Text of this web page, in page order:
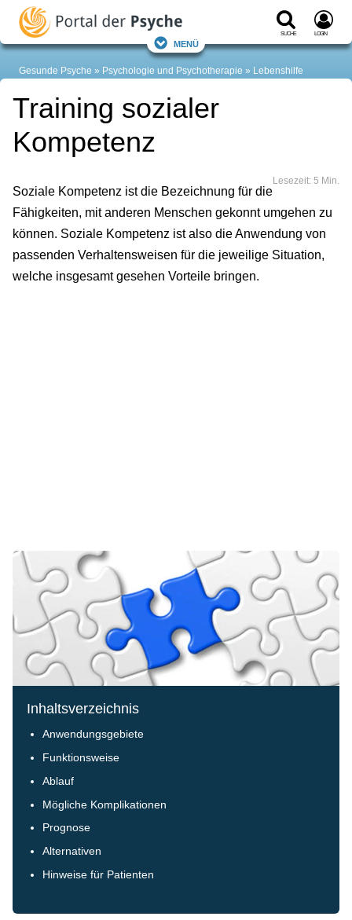
Suche Login
Menü
Gesunde Psyche Psychologie und Psychotherapie Lebenshilfe
Training sozialer
Kompetenz
Lesezeit: 5 Min.
Soziale Kompetenz ist die Bezeichnung für die
Fähigkeiten, mit anderen Menschen gekonnt umgehen zu
können. Soziale Kompetenz ist also die Anwendung von
passenden Verhaltensweisen für die jeweilige Situation,
welche insgesamt gesehen Vorteile bringen.
Inhaltsverzeichnis
Anwendungsgebiete
Funktionsweise
Ablauf
Mögliche Komplikationen
Prognose
Alternativen
Hinweise für Patienten